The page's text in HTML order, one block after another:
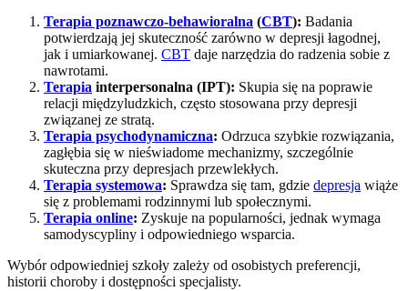
Terapia poznawczo-behawioralna (CBT): Badania
potwierdzają jej skuteczność zarówno w depresji łagodnej,
jak i umiarkowanej. CBT daje narzędzia do radzenia sobie z
nawrotami.
Terapia interpersonalna (IPT): Skupia się na poprawie
relacji międzyludzkich, często stosowana przy depresji
związanej ze stratą.
Terapia psychodynamiczna: Odrzuca szybkie rozwiązania,
zagłębia się w nieświadome mechanizmy, szczególnie
skuteczna przy depresjach przewlekłych.
Terapia systemowa: Sprawdza się tam, gdzie depresja wiąże
się z problemami rodzinnymi lub społecznymi.
Terapia online: Zyskuje na popularności, jednak wymaga
samodyscypliny i odpowiedniego wsparcia.
Wybór odpowiedniej szkoły zależy od osobistych preferencji,
historii choroby i dostępności specjalisty.